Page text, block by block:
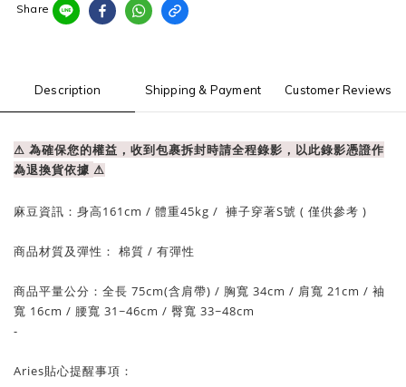
Share
Description Shipping & Payment Customer Reviews
⚠ 為確保您的權益，收到包裹拆封時請全程錄影，以此錄影憑證作
為退換貨依據 ⚠
麻豆資訊： 身高161cm / 體重45kg / 褲子穿著S號 ( 僅供參考 )
商品材質及彈性： 棉質 / 有彈性
商品平量公分：全長 75cm(含肩帶) / 胸寬 34cm / 肩寬 21cm / 袖
寬 16cm / 腰寬 31~46cm / 臀寬 33~48cm
-
Aries貼心提醒事項：